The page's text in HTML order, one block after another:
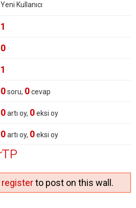
Yeni Kullanıcı
1
0
1
0soru, 0cevap
0artı oy, 0eksi oy
0artı oy, 0eksi oy
registerto post on this wall.